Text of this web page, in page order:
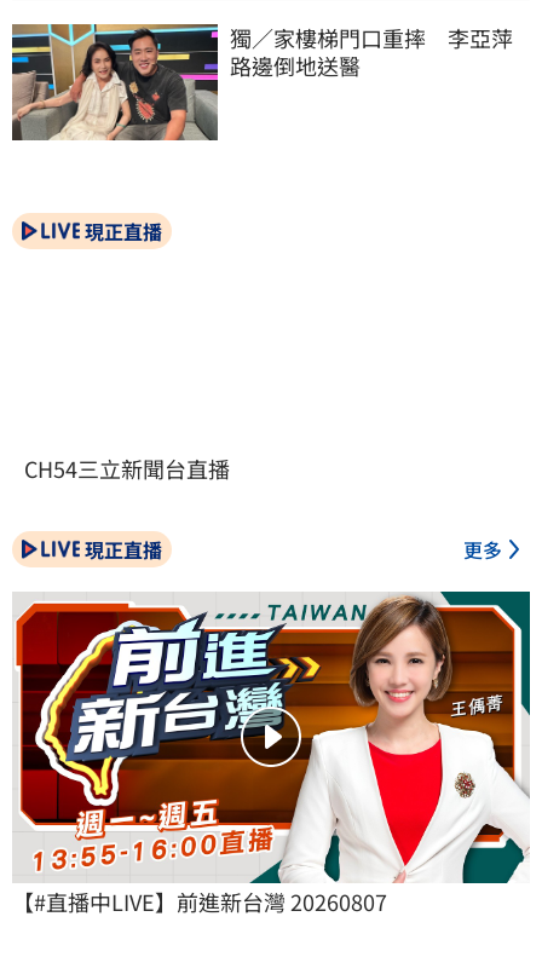
獨／家樓梯門口重摔　李亞萍
路邊倒地送醫
現正直播
CH54三立新聞台直播
現正直播 更多
【#直播中LIVE】前進新台灣 20260807